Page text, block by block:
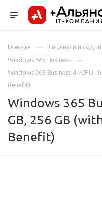
Главная Лицензии и
Windows 365 Business
Windows 365 Business 4 vCPU,
Benefit)
Windows 365
GB, 256 GB
Benefit)